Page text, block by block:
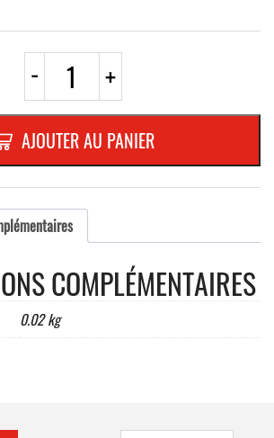
- quantité
PICTO
INOX
Ø
65mm
"
DRÜCKEN
"
+
AJOUTER AU PANIER
COMPLÉMENTAIRES
0.02 kg